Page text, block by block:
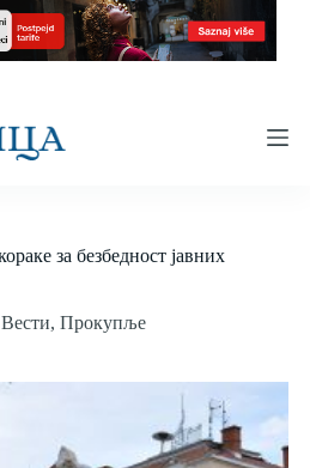
за безбедност јавних
Вести, Прокупље